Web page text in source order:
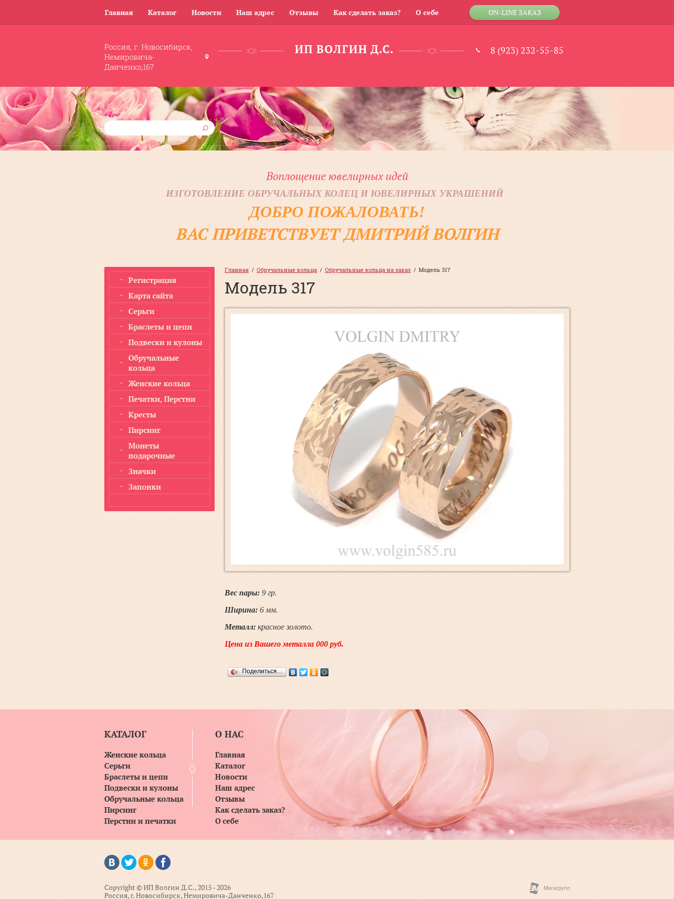
Главная Каталог Новости Наш адрес Отзывы Как сделать заказ? О себе ON-LINE ЗАКАЗ
Россия, г. Новосибирск,
Немировича-
Данченко,167
8 (923) 232-55-85
Воплощение ювелирных идей
ИЗГОТОВЛЕНИЕ ОБРУЧАЛЬНЫХ КОЛЕЦ И ЮВЕЛИРНЫХ УКРАШЕНИЙ
ДОБРО ПОЖАЛОВАТЬ!
ВАС ПРИВЕТСТВУЕТ ДМИТРИЙ ВОЛГИН
Регистрация
Карта сайта
Серьги
Браслеты и цепи
Подвески и кулоны
Обручальные
кольца
Женские кольца
Печатки, Перстни
Кресты
Пирсинг
Монеты
подарочные
Значки
Запонки
Главная
  /
Обручальные кольца
  /
Обручальные кольца на заказ
  /  Модель 317
Модель 317
Вес пары: 9 гр.
Ширина: 6 мм.
Металл: красное золото.
Цена из Вашего металла 000 руб.
Поделиться…
КАТАЛОГ
Женские кольца
Серьги
Браслеты и цепи
Подвески и кулоны
Обручальные кольца
Пирсинг
Перстни и печатки
О НАС
Главная
Каталог
Новости
Наш адрес
Отзывы
Как сделать заказ?
О себе
Copyright © ИП Волгин Д.С., 2015 - 2026
Россия, г. Новосибирск, Немировича-Данченко,167